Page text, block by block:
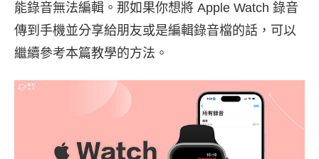
能錄音無法編輯。那如果你想將 Apple Watch 錄音
傳到手機並分享給朋友或是編輯錄音檔的話，可以
繼續參考本篇教學的方法。